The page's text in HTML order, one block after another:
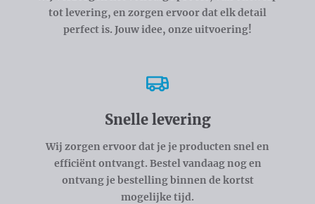
tot levering, en zorgen ervoor dat elk detail
perfect is. Jouw idee, onze uitvoering!
Snelle levering
Wij zorgen ervoor dat je je producten snel en
efficiënt ontvangt. Bestel vandaag nog en
ontvang je bestelling binnen de kortst
mogelijke tijd.